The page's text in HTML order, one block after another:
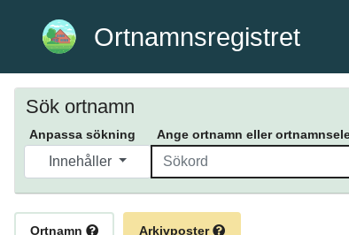
Ortnamnsregistret
Sök ortnamn
Anpassa sökning Ange ortnamn eller
Innehåller
Ortnamn Arkivposter